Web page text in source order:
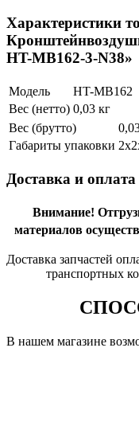
Характеристики
HT-MB162-3-N38»
Модель
HT-MB162
Вес (нетто) 0,03 кг
Вес (брутто)
Габариты упаковки
Доставка и оплата
Внимание!
материалов
Доставка запчастей
транспортных
В нашем магазине